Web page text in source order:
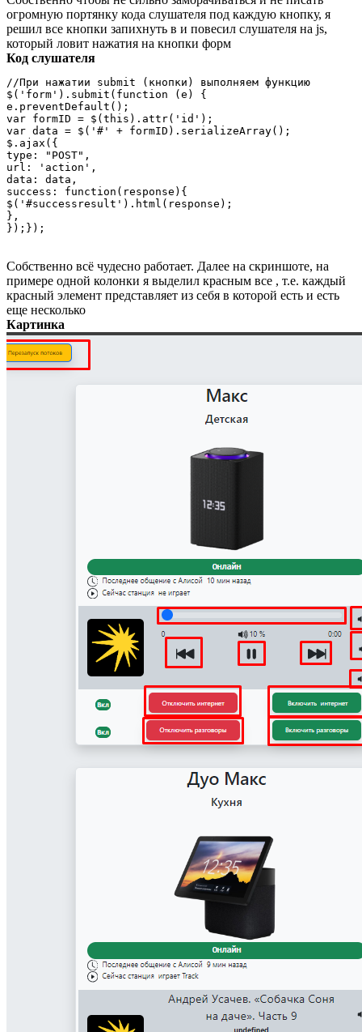
огромную портянку кода слушателя под каждую кнопку, я
решил все кнопки запихнуть в и повесил слушателя на js,
который ловит нажатия на кнопки форм
Код слушателя
//При нажатии submit (кнопки) выполняем функцию
$('form').submit(function (e) {
e.preventDefault();
var formID = $(this).attr('id');
var data = $('#' + formID).serializeArray();
$.ajax({
type: "POST",
url: 'action',
data: data,
success: function(response){
$('#successresult').html(response);
},
});});
Собственно всё чудесно работает. Далее на скриншоте, на
примере одной колонки я выделил красным все , т.е. каждый
красный элемент представляет из себя в которой есть и есть
еще несколько
Картинка